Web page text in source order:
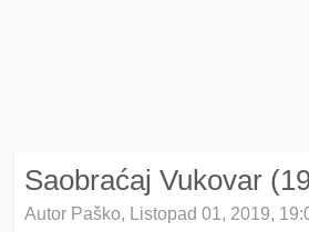
Saobraćaj Vukovar
Autor Paško, Listopad 01, 2019,